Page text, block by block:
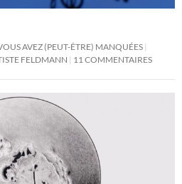
AVEZ (PEUT-ÊTRE) MANQUÉES
FELDMANN 11 COMMENTAIRES